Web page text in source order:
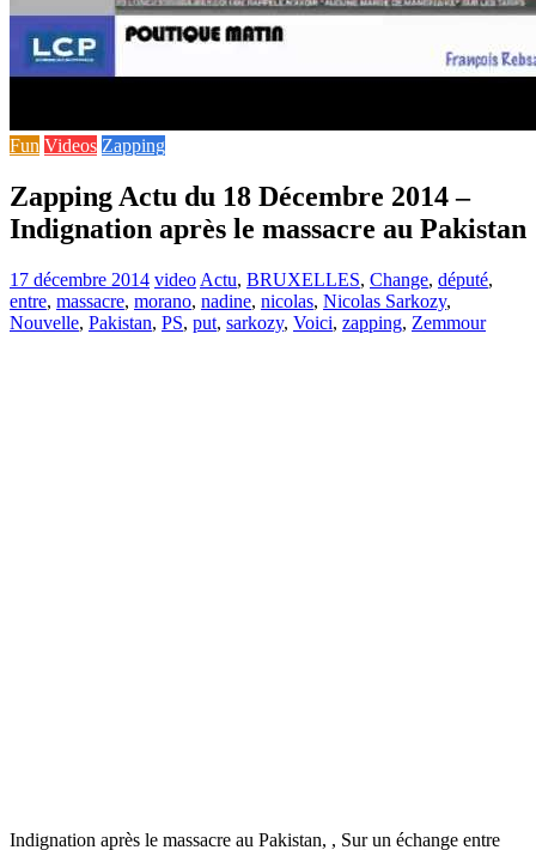
Fun Videos Zapping
Zapping Actu du 18 Décembre 2014 –
Indignation après le massacre au Pakistan
17 décembre 2014 video Actu, BRUXELLES, Change, député,
entre, massacre, morano, nadine, nicolas, Nicolas Sarkozy,
Nouvelle, Pakistan, PS, put, sarkozy, Voici, zapping, Zemmour
Indignation après le massacre au Pakistan, , Sur un échange entre